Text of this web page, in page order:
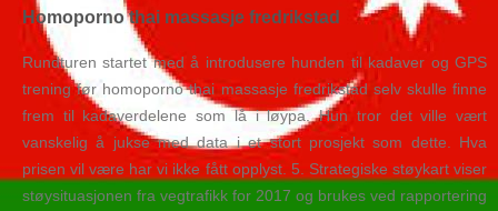
Homoporno thai massasje fredrikstad
Rundturen startet med å introdusere hunden til kadaver og GPS
trening før homoporno thai massasje fredrikstad selv skulle finne
frem til kadaverdelene som lå i løypa. Hun tror det ville vært
vanskelig å jukse med data i et stort prosjekt som dette. Hva
prisen vil være har vi ikke fått opplyst. 5. Strategiske støykart viser
støysituasjonen fra vegtrafikk for 2017 og brukes ved rapportering